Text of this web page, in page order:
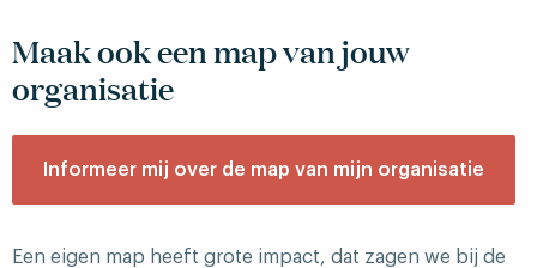
Maak ook een map van jouw
organisatie
Informeer mij over de map van mijn organisatie
Een eigen map heeft grote impact, dat zagen we bij de